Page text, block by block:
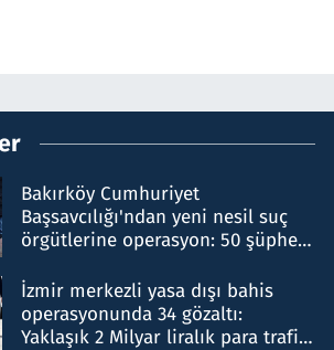
Bakırköy Cumhuriyet
Başsavcılığı'ndan yeni nesil suç
örgütlerine operasyon: 50 şüpheli
İzmir merkezli yasa dışı bahis
operasyonunda 34 gözaltı:
Yaklaşık 2 Milyar liralık para trafiği